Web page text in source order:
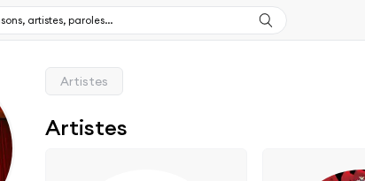
Artistes
Artistes